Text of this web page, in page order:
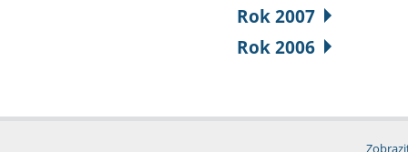
Rok 2007
Rok 2006